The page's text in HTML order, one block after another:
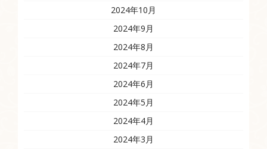
2024年10月
2024年9月
2024年8月
2024年7月
2024年6月
2024年5月
2024年4月
2024年3月